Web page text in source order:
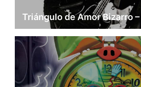
Triángulo de Amor Bizarro